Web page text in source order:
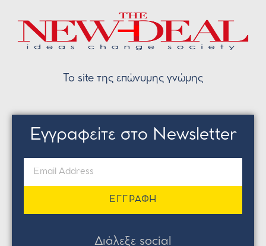
Το site της επώνυμης γνώμης
Εγγραφείτε στο Newsletter
ΕΓΓΡΑΦΗ
Διάλεξε social